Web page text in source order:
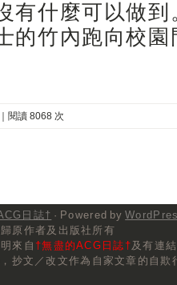
有什麼可以做
的竹內跑向校
閱讀 8068 次
日誌† · Powered by
原作者及出版社所有
來自 †無盡的ACG日誌†及有連
抄文／改文作為自家文章的自欺